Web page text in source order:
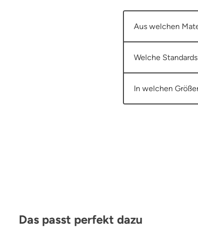
Aus welchen
Welche
In welchen
Produktgalerie überspringen
Das passt perfekt dazu